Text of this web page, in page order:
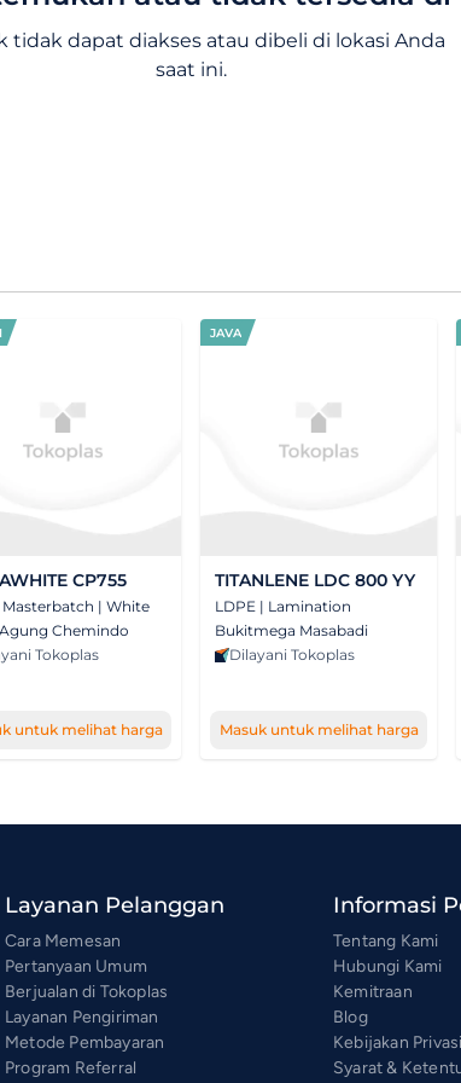
tidak dapat diakses atau dibeli di lokasi Anda
saat ini.
CP755
| White
Chemindo
Tokoplas
untuk melihat harga
JAVA
TITANLENE LDC 800 YY
LDPE | Lamination
Bukitmega Masabadi
Dilayani Tokoplas
Masuk untuk melihat harga
Layanan Pelanggan
Cara Memesan
Pertanyaan Umum
Berjualan di Tokoplas
Layanan Pengiriman
Metode Pembayaran
Program Referral
Informasi
Tentang Kami
Hubungi Kami
Kemitraan
Blog
Kebijakan
Syarat &